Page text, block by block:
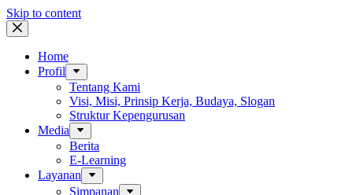
Skip to content
Home
Profil
Tentang Kami
Visi, Misi, Prinsip Kerja, Budaya, Slogan
Struktur Kepengurusan
Media
Berita
E-Learning
Layanan
Simpanan